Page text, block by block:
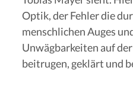
Optik, der Fehler die
menschlichen Auges
Unwägbarkeiten auf
beitrugen, geklärt und